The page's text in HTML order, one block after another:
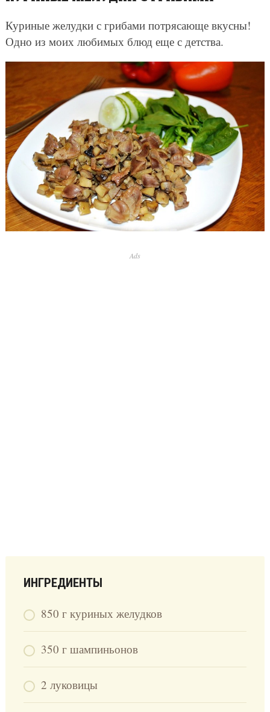
Куриные желудки с грибами потрясающе вкусны!
Одно из моих любимых блюд еще с детства.
Ads
ИНГРЕДИЕНТЫ
850 г куриных желудков
350 г шампиньонов
2 луковицы